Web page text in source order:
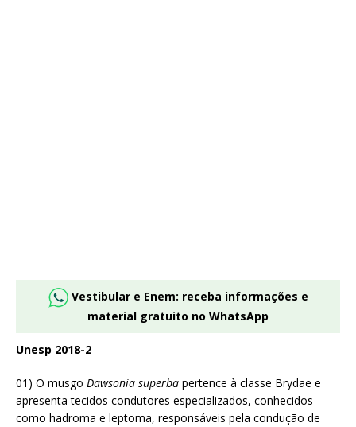
Vestibular e Enem: receba informações e
material gratuito no WhatsApp
Unesp 2018-2
01) O musgo Dawsonia superba pertence à classe Brydae e
apresenta tecidos condutores especializados, conhecidos
como hadroma e leptoma, responsáveis pela condução de